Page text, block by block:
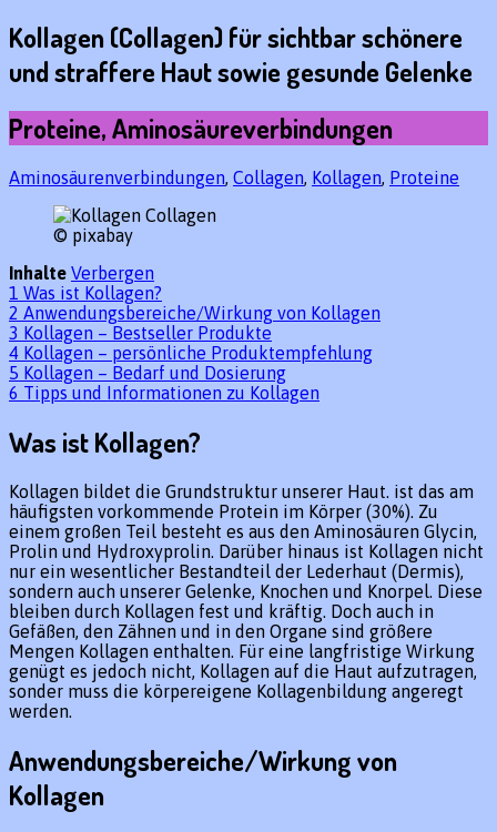
Kollagen (Collagen) für sichtbar schönere
und straffere Haut sowie gesunde Gelenke
Proteine, Aminosäureverbindungen
Aminosäurenverbindungen, Collagen, Kollagen, Proteine
© pixabay
Inhalte Verbergen
1 Was ist Kollagen?
2 Anwendungsbereiche/Wirkung von Kollagen
3 Kollagen – Bestseller Produkte
4 Kollagen – persönliche Produktempfehlung
5 Kollagen – Bedarf und Dosierung
6 Tipps und Informationen zu Kollagen
Was ist Kollagen?
Kollagen bildet die Grundstruktur unserer Haut. ist das am
häufigsten vorkommende Protein im Körper (30%). Zu
einem großen Teil besteht es aus den Aminosäuren Glycin,
Prolin und Hydroxyprolin. Darüber hinaus ist Kollagen nicht
nur ein wesentlicher Bestandteil der Lederhaut (Dermis),
sondern auch unserer Gelenke, Knochen und Knorpel. Diese
bleiben durch Kollagen fest und kräftig. Doch auch in
Gefäßen, den Zähnen und in den Organe sind größere
Mengen Kollagen enthalten. Für eine langfristige Wirkung
genügt es jedoch nicht, Kollagen auf die Haut aufzutragen,
sonder muss die körpereigene Kollagenbildung angeregt
werden.
Anwendungsbereiche/Wirkung von
Kollagen